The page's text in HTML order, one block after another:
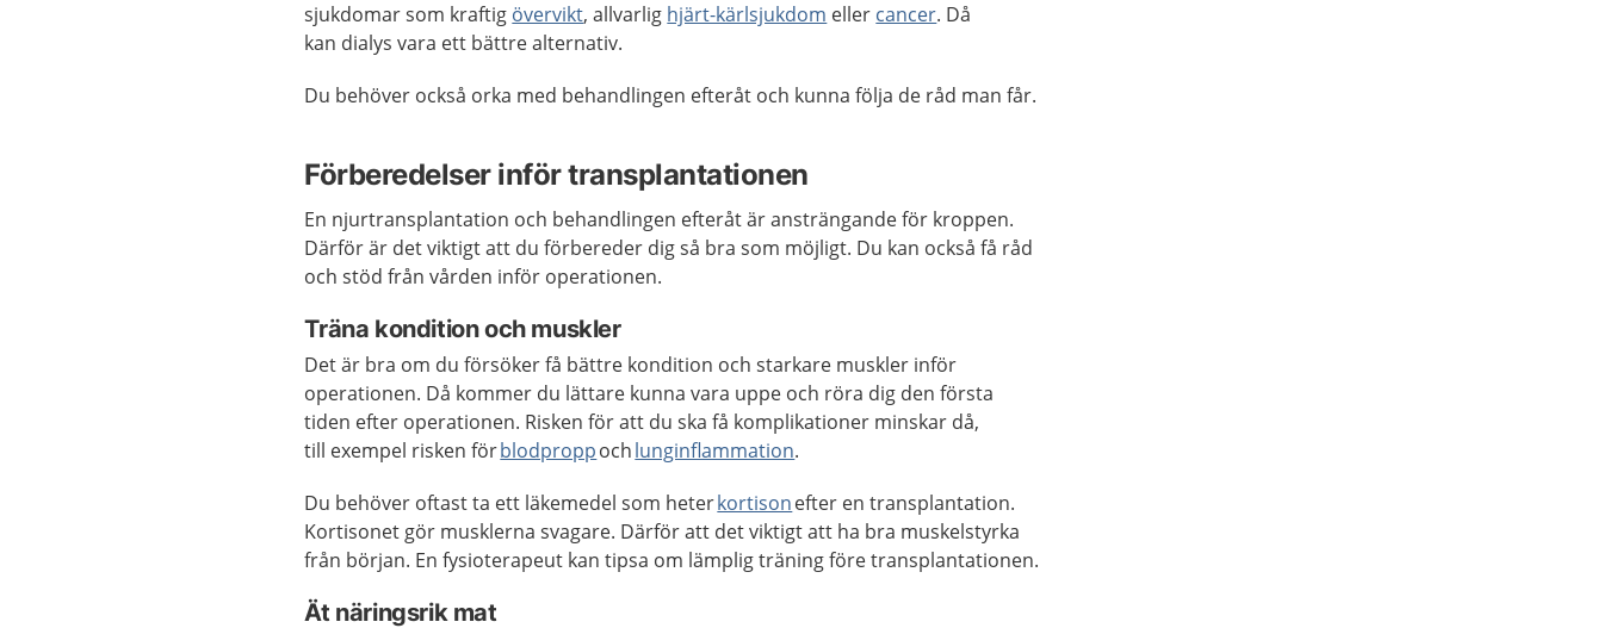
sjukdomar som kraftig övervikt, allvarlig hjärt-kärlsjukdom eller cancer. Då
kan dialys vara ett bättre alternativ.
Du behöver också orka med behandlingen efteråt och kunna följa de råd man får.
Förberedelser inför transplantationen
En njurtransplantation och behandlingen efteråt är ansträngande för kroppen.
Därför är det viktigt att du förbereder dig så bra som möjligt. Du kan ocksåfå råd
och stöd från vården inför operationen.
Träna kondition och muskler
Det är bra om du försöker få bättre kondition och starkare muskler inför
operationen. Då kommer du lättare kunna vara uppe och röra dig den första
tiden efter operationen. Risken för att du ska få komplikationer minskar då,
till exempel risken förblodproppochlunginflammation.
Du behöver oftast ta ett läkemedel som heterkortisonefter en transplantation.
Kortisonet gör musklerna svagare. Därför att det viktigt att ha bra muskelstyrka
från början. En fysioterapeut kan tipsa om lämplig träning före transplantationen.
Ät näringsrik mat